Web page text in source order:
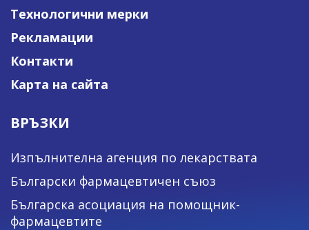
Технологични мерки
Рекламации
Контакти
Карта на сайта
ВРЪЗКИ
Изпълнителна агенция по лекарствата
Български фармацевтичен съюз
Българска асоциация на помощник-
фармацевтите